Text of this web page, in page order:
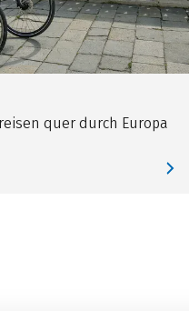
quer durch Europa